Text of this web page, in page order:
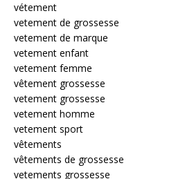
vétement
vetement de grossesse
vetement de marque
vetement enfant
vetement femme
vêtement grossesse
vetement grossesse
vetement homme
vetement sport
vêtements
vêtements de grossesse
vetements grossesse